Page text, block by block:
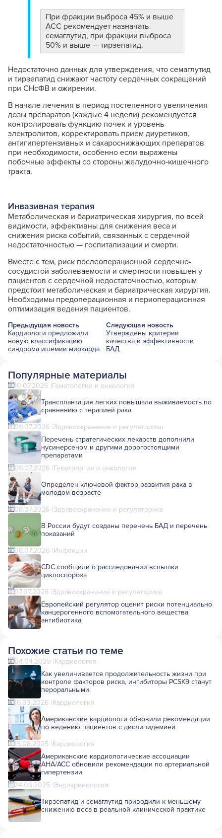
При фракции выброса 45% и выше
ACC рекомендует назначать
семаглутид, при фракции выброса
50% и выше — тирзепатид.
Недостаточно данных для утверждения, что семаглутид
и тирзепатид снижают частоту сердечных сокращений
при СНсФВ и ожирении.
В начале лечения в период постепенного увеличения
дозы препаратов (каждые 4 недели) рекомендуется
контролировать функцию почек и уровень
электролитов, корректировать прием диуретиков,
антигипертензивных и сахароснижающих препаратов
при необходимости, особенно если выражены
побочные эффекты со стороны желудочно-кишечного
тракта.
Инвазивная терапия
Метаболическая и бариатрическая хирургия, по всей
видимости, эффективны для снижения веса и
снижения риска событий, связанных с сердечной
недостаточностью — госпитализации и смерти.
Вместе с тем, риск послеоперационной сердечно-
сосудистой заболеваемости и смертности повышен у
пациентов с сердечной недостаточностью, которым
предстоит метаболическая и бариатрическая хирургия.
Необходимы предоперационная и периоперационная
оптимизация ведения пациентов.
Предыдущая новость
Кардиологи предложили
новую классификацию
синдрома ишемии миокарда
Следующая новость
Утверждены критерии
качества и эффективности
БАД
Популярные материалы
10.07.2026 Гематология и онкология
Трансплантация легких повышала выживаемость по
сравнению с терапией рака
09.07.2026 Здравоохранение и регуляторика
Перечень стратегических лекарств дополнили
нусинерсеном и другими дорогостоящими
препаратами
09.07.2026 Гематология и онкология
Определен ключевой фактор развития рака в
молодом возрасте
08.07.2026 Здравоохранение и регуляторика
В России будут созданы перечень БАД и перечень
показаний
08.07.2026 Инфекции
CDC сообщили о расследовании вспышки
циклоспороза
07.07.2026 Здравоохранение и регуляторика
Европейский регулятор оценит риски потенциально
канцерогенного вспомогательного вещества
антибиотика
Похожие статьи по теме
04.04.2025 Кардиология
Как увеличивается продолжительность жизни при
контроле факторов риска, ингибиторы PCSK9 станут
пероральными
16.03.2026 Кардиология
Американские кардиологи обновили рекомендации
по ведению пациентов с дислипидемией
15.08.2025 Кардиология
Американские кардиологические ассоциации
AHA/ACC обновили рекомендации по артериальной
гипертензии
24.06.2025 Эндокринология
Тирзепатид и семаглутид приводили к меньшему
снижению веса в реальной клинической практике